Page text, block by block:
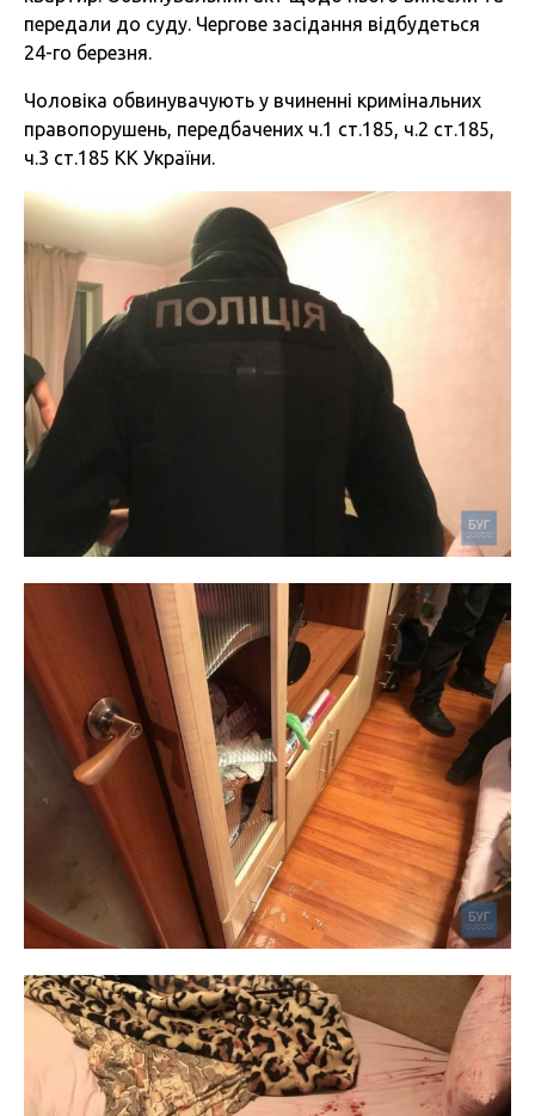
передали до суду. Чергове засідання відбудеться
24-го березня.
Чоловіка обвинувачують у вчиненні кримінальних
правопорушень, передбачених ч.1 ст.185, ч.2 ст.185,
ч.3 ст.185 КК України.